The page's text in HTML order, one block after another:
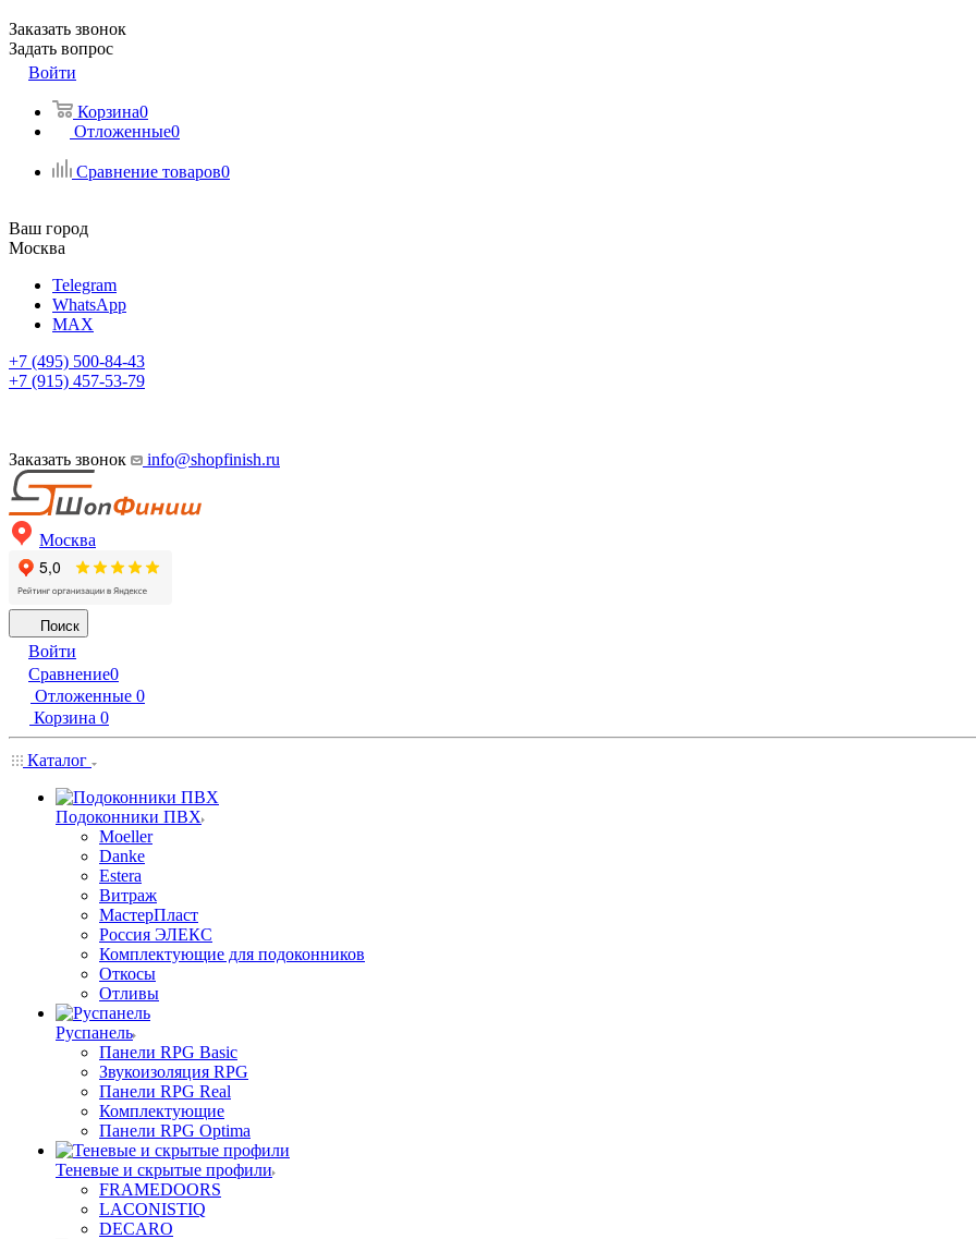
Заказать звонок
Задать вопрос
Войти
Корзина0
Отложенные0
Сравнение товаров0
Ваш город
Москва
Telegram
WhatsApp
MAX
+7 (495) 500-84-43
+7 (915) 457-53-79
Заказать звонок info@shopfinish.ru
Москва
Поиск
Войти
Сравнение0
Отложенные 0
Корзина 0
Каталог
Подоконники ПВХ
Moeller
Danke
Estera
Витраж
МастерПласт
Россия ЭЛЕКС
Комплектующие для подоконников
Откосы
Отливы
Руспанель
Панели RPG Basic
Звукоизоляция RPG
Панели RPG Real
Комплектующие
Панели RPG Optima
Теневые и скрытые профили
FRAMEDOORS
LACONISTIQ
DECARO